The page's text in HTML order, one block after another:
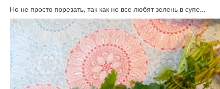
Но не просто порезать, так как не все любят зелень в супе...